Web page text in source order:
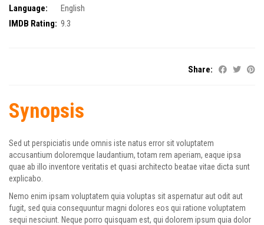
Language:
English
IMDB Rating: 9.3
Share:
Synopsis
Sed ut perspiciatis unde omnis iste natus error sit voluptatem
accusantium doloremque laudantium, totam rem aperiam, eaque ipsa
quae ab illo inventore veritatis et quasi architecto beatae vitae dicta sunt
explicabo.
Nemo enim ipsam voluptatem quia voluptas sit aspernatur aut odit aut
fugit, sed quia consequuntur magni dolores eos qui ratione voluptatem
sequi nesciunt. Neque porro quisquam est, qui dolorem ipsum quia dolor